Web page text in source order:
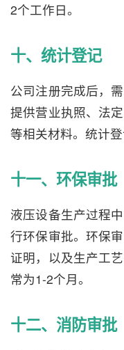
2个工作日。
十、统计登记
公司注册完成后，
提供营业执照、法
等相关材料。统计
十一、环保审批
液压设备生产过程
行环保审批。环保
证明，以及生产工
常为1-2个月。
十二、消防审批